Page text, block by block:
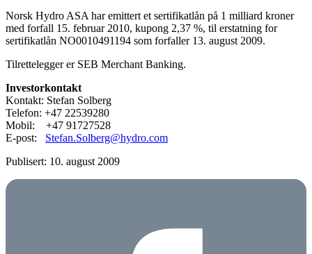
Norsk Hydro ASA har emittert et sertifikatlån på 1 milliard kroner
med forfall 15. februar 2010, kupong 2,37 %, til erstatning for
sertifikatlån NO0010491194 som forfaller 13. august 2009.
Tilrettelegger er SEB Merchant Banking.
Investorkontakt
Kontakt: Stefan Solberg
Telefon: +47 22539280
Mobil: +47 91727528
E-post: Stefan.Solberg@hydro.com
Publisert: 10. august 2009